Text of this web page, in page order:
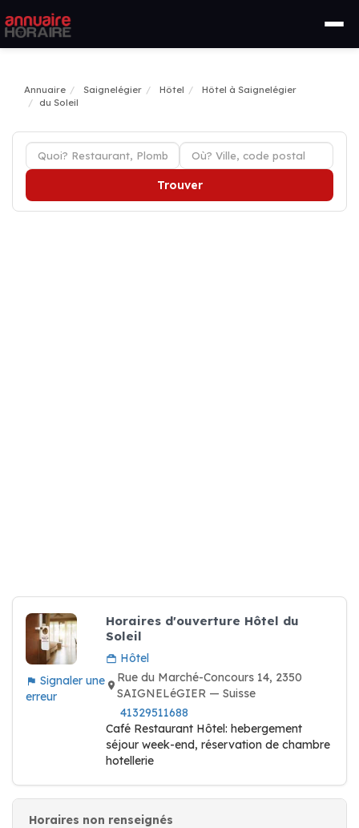
Annuaire Saignelégier Hôtel
Hôtel à Saignelégier
du Soleil
Trouver
Signaler une
erreur
Horaires d'ouverture Hôtel du
Soleil
Hôtel
Rue du Marché-Concours 14, 2350
SAIGNELéGIER — Suisse
41329511688
Café Restaurant Hôtel: hebergement
séjour week-end, réservation de chambre
hotellerie
Horaires non renseignés